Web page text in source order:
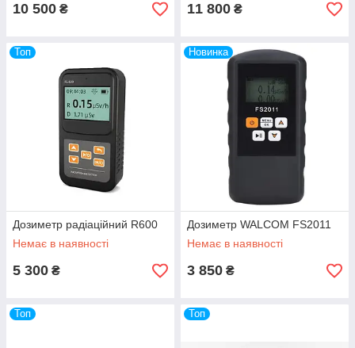
10 500 ₴ 11 800 ₴
Топ
Дозиметр радіаційний R600
Немає в наявності
5 300 ₴
Новинка
Дозиметр WALCOM FS2011
Немає в наявності
3 850 ₴
Топ Топ